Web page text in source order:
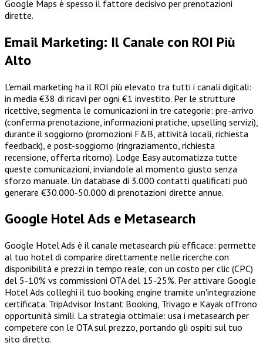
Google Maps è spesso il fattore decisivo per prenotazioni
dirette.
Email Marketing: Il Canale con ROI Più
Alto
L'email marketing ha il ROI più elevato tra tutti i canali digitali:
in media €38 di ricavi per ogni €1 investito. Per le strutture
ricettive, segmenta le comunicazioni in tre categorie: pre-arrivo
(conferma prenotazione, informazioni pratiche, upselling servizi),
durante il soggiorno (promozioni F&B, attività locali, richiesta
feedback), e post-soggiorno (ringraziamento, richiesta
recensione, offerta ritorno). Lodge Easy automatizza tutte
queste comunicazioni, inviandole al momento giusto senza
sforzo manuale. Un database di 3.000 contatti qualificati può
generare €30.000-50.000 di prenotazioni dirette annue.
Google Hotel Ads e Metasearch
Google Hotel Ads è il canale metasearch più efficace: permette
al tuo hotel di comparire direttamente nelle ricerche con
disponibilità e prezzi in tempo reale, con un costo per clic (CPC)
del 5-10% vs commissioni OTA del 15-25%. Per attivare Google
Hotel Ads colleghi il tuo booking engine tramite un'integrazione
certificata. TripAdvisor Instant Booking, Trivago e Kayak offrono
opportunità simili. La strategia ottimale: usa i metasearch per
competere con le OTA sul prezzo, portando gli ospiti sul tuo
sito diretto.